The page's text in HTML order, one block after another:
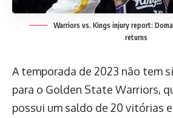
Warriors vs. Kings injury report:
returns
A temporada de 2023 não tem
para o Golden State Warriors,
possui um saldo de 20 vitórias